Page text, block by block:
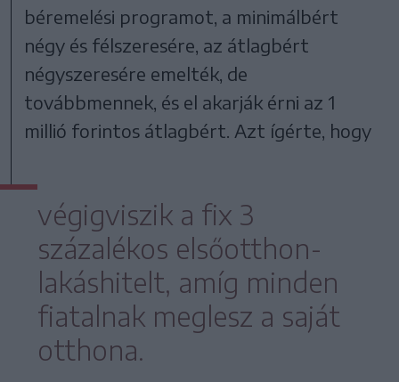
béremelési programot, a minimálbért
négy és félszeresére, az átlagbért
négyszeresére emelték, de
továbbmennek, és el akarják érni az 1
millió forintos átlagbért. Azt ígérte, hogy
végigviszik a fix 3
százalékos elsőotthon-
lakáshitelt, amíg minden
fiatalnak meglesz a saját
otthona.